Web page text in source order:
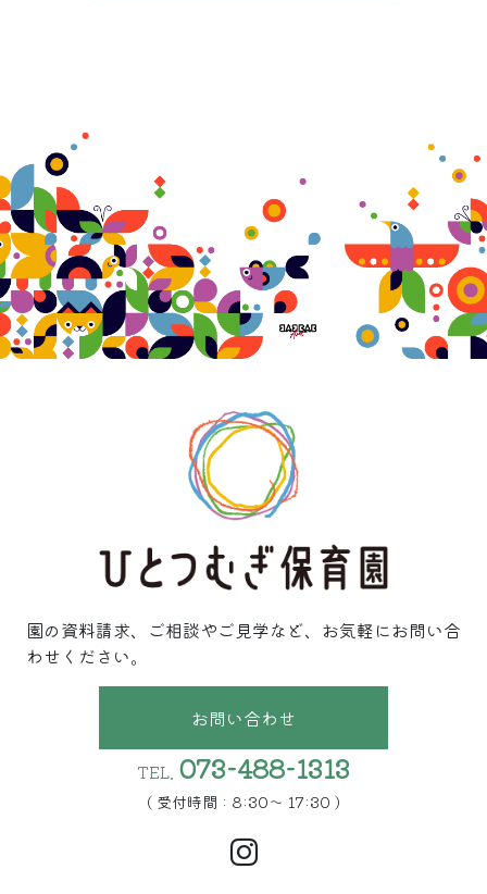
園の資料請求、ご相談やご見学など、お気軽にお問い合
わせください。
お問い合わせ
TEL. 073-488-1313
( 受付時間 : 8:30〜 17:30 )